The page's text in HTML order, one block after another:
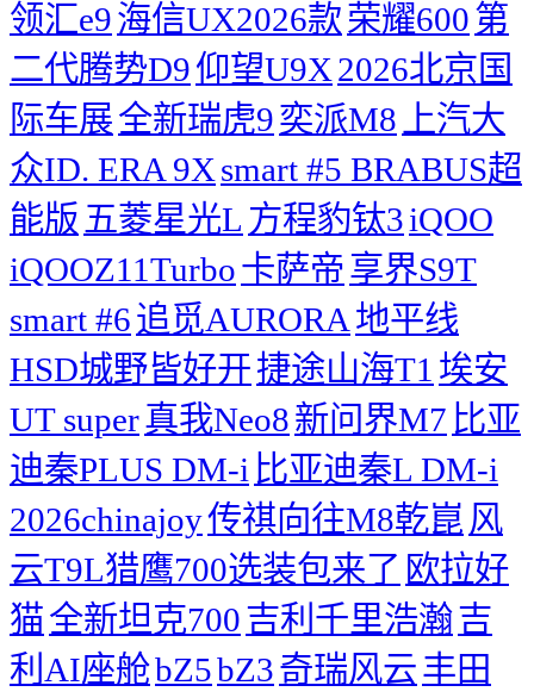
领汇e9海信UX2026款荣耀600第
二代腾势D9仰望U9X2026北京国
际车展全新瑞虎9奕派M8 上汽大
众ID. ERA 9Xsmart #5 BRABUS超
能版 五菱星光L 方程豹钛3iQOO
iQOOZ11Turbo卡萨帝享界S9T
smart #6追觅AURORA 地平线
HSD城野皆好开捷途山海T1 埃安
UT super真我Neo8新问界M7 比亚
迪秦PLUS DM-i 比亚迪秦L DM-i
2026chinajoy传祺向往M8乾崑 风
云T9L猎鹰700选装包来了 欧拉好
猫全新坦克700吉利千里浩瀚吉
利AI座舱bZ5bZ3奇瑞风云丰田